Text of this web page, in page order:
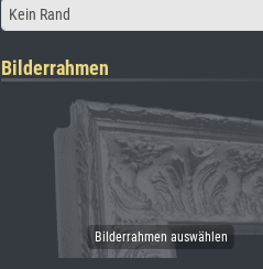
Kein Rand
Bilderrahmen